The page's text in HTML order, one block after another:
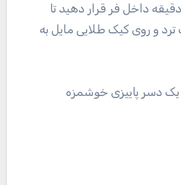
8. به مدت ۲۵ الی ۳۰ دقیقه داخل فر قرار دهید تا
و روی کیک طلایی مایل به